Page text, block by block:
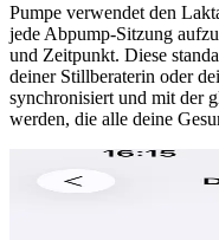
Pumpe verwendet den
jede Abpump-Sitzung
und Zeitpunkt. Diese
deiner Stillberaterin oder
synchronisiert und mit der
werden, die alle deine